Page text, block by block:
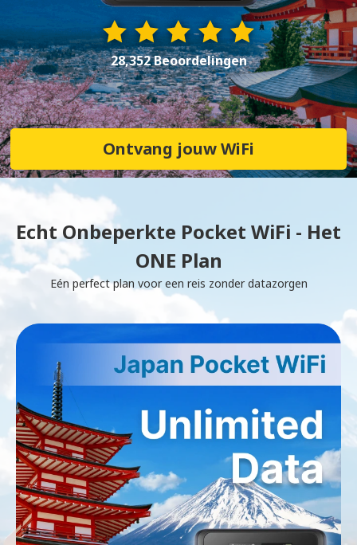
28,352 Beoordelingen
Ontvang jouw WiFi
Echt Onbeperkte Pocket WiFi - Het
ONE Plan
Eén perfect plan voor een reis zonder datazorgen